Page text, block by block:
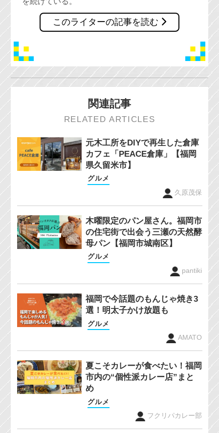
このライターの記事を読む
関連記事
RELATED ARTICLES
元木工所をDIYで再生した倉庫
カフェ「PEACE倉庫」【福岡
県久留米市】
グルメ
久原茂保
木曜限定のパン屋さん。福岡市
の住宅街で出会う三瀬の天然酵
母パン【福岡市城南区】
グルメ
pantiki
福岡で今話題のもんじゃ焼き3
選！明太子かけ放題も
グルメ
AMATO
夏こそカレーが食べたい！福岡
市内の“個性派カレー店”まと
め
グルメ
フクリパカレー部